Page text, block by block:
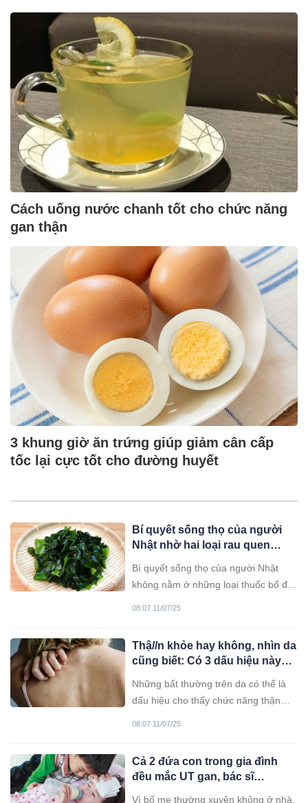
Cách uống nước chanh tốt cho chức năng
gan thận
3 khung giờ ăn trứng giúp giảm cân cấp
tốc lại cực tốt cho đường huyết
Bí quyết sống thọ của người
Nhật nhờ hai loại rau quen
Bí quyết sống thọ của người Nhật
không nằm ở những loại thuốc bổ đắt
08:07 11/07/25
Thậ//n khỏe hay không, nhìn da
cũng biết: Có 3 dấu hiệu này
Những bất thường trên da có thể là
dấu hiệu cho thấy chức năng thận
08:07 11/07/25
Cả 2 đứa con trong gia đình
đều mắc UT gan, bác sĩ
Vì bố mẹ thường xuyên không ở nhà,